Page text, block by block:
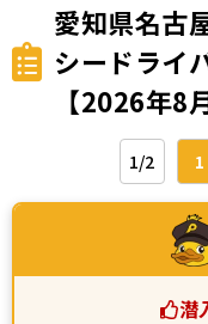
愛知県名古
シードライ
【2026年8
1/2 1
潜